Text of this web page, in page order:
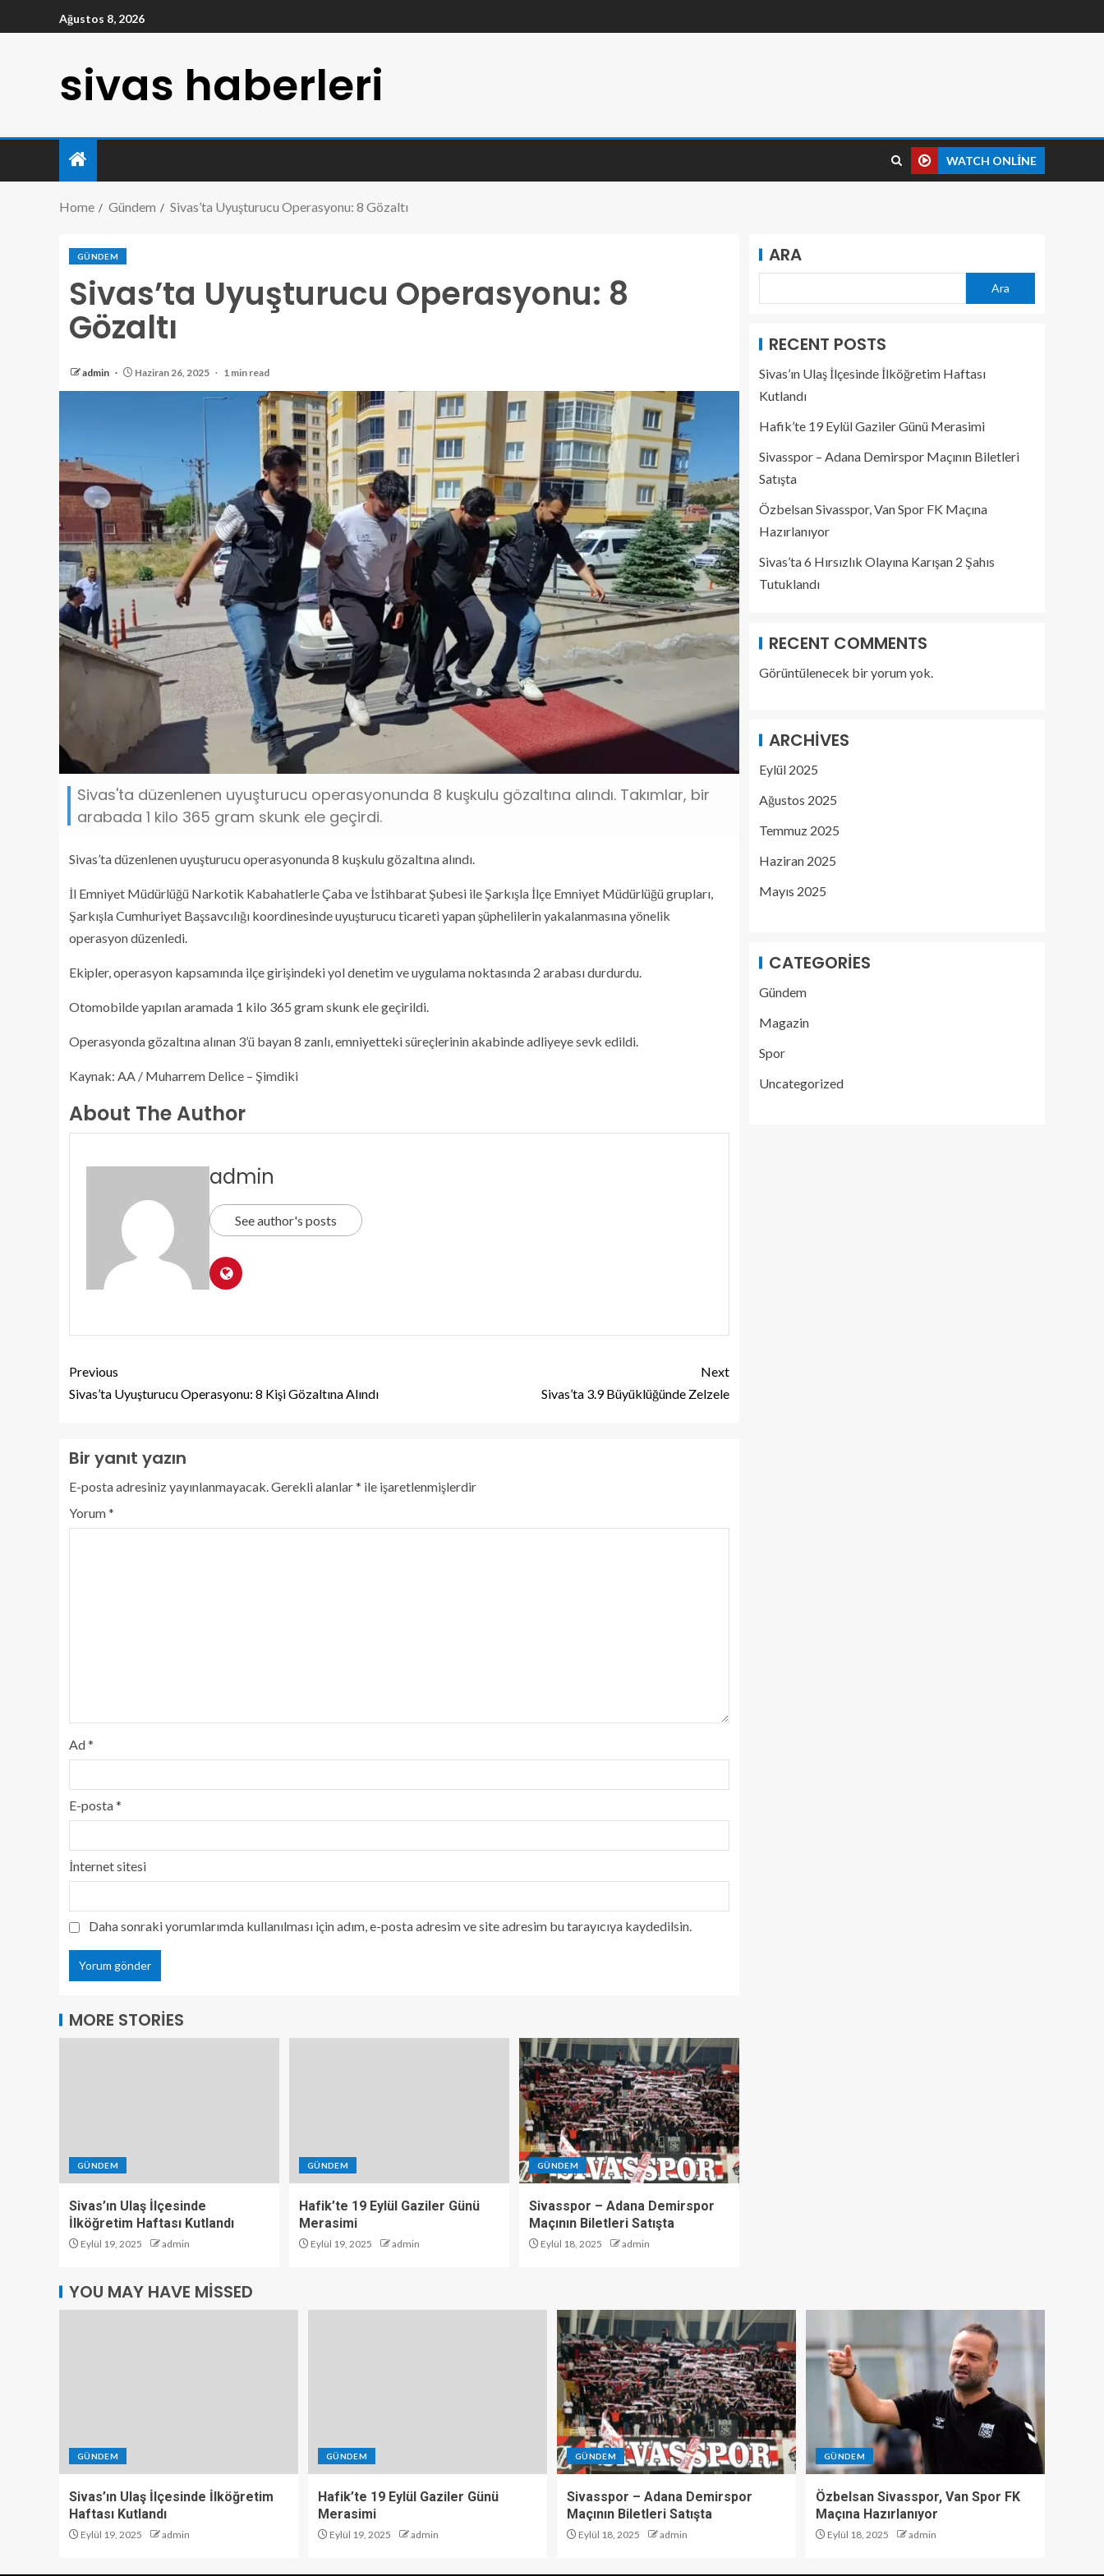
Ağustos 8, 2026
sivas haberleri
WATCH ONLINE
Home Gündem Sivas’ta Uyuşturucu Operasyonu: 8 Gözaltı
GÜNDEM
Sivas’ta Uyuşturucu Operasyonu: 8
Gözaltı
admin Haziran 26, 2025 1 min read
Sivas'ta düzenlenen uyuşturucu operasyonunda 8 kuşkulu gözaltına alındı. Takımlar, bir
arabada 1 kilo 365 gram skunk ele geçirdi.
Sivas’ta düzenlenen uyuşturucu operasyonunda 8 kuşkulu gözaltına alındı.
İl Emniyet Müdürlüğü Narkotik Kabahatlerle Çaba ve İstihbarat Şubesi ile Şarkışla İlçe Emniyet Müdürlüğü grupları,
Şarkışla Cumhuriyet Başsavcılığı koordinesinde uyuşturucu ticareti yapan şüphelilerin yakalanmasına yönelik
operasyon düzenledi.
Ekipler, operasyon kapsamında ilçe girişindeki yol denetim ve uygulama noktasında 2 arabası durdurdu.
Otomobilde yapılan aramada 1 kilo 365 gram skunk ele geçirildi.
Operasyonda gözaltına alınan 3’ü bayan 8 zanlı, emniyetteki süreçlerinin akabinde adliyeye sevk edildi.
Kaynak: AA / Muharrem Delice – Şimdiki
About The Author
admin
See author's posts
Previous
Sivas’ta Uyuşturucu Operasyonu: 8 Kişi Gözaltına Alındı
Next
Sivas’ta 3.9 Büyüklüğünde Zelzele
Bir yanıt yazın
E-posta adresiniz yayınlanmayacak. Gerekli alanlar* ile işaretlenmişlerdir
Yorum*
Ad*
E-posta*
İnternet sitesi
Daha sonraki yorumlarımda kullanılması için adım, e-posta adresim ve site adresim bu tarayıcıya kaydedilsin.
MORE STORIES
GÜNDEM
Sivas’ın Ulaş İlçesinde
İlköğretim Haftası Kutlandı
Eylül 19, 2025 admin
GÜNDEM
Hafik’te 19 Eylül Gaziler Günü
Merasimi
Eylül 19, 2025 admin
GÜNDEM
Sivasspor – Adana Demirspor
Maçının Biletleri Satışta
Eylül 18, 2025 admin
ARA
Ara
RECENT POSTS
Sivas’ın Ulaş İlçesinde İlköğretim Haftası
Kutlandı
Hafik’te 19 Eylül Gaziler Günü Merasimi
Sivasspor – Adana Demirspor Maçının Biletleri
Satışta
Özbelsan Sivasspor, Van Spor FK Maçına
Hazırlanıyor
Sivas’ta 6 Hırsızlık Olayına Karışan 2 Şahıs
Tutuklandı
RECENT COMMENTS
Görüntülenecek bir yorum yok.
ARCHIVES
Eylül 2025
Ağustos 2025
Temmuz 2025
Haziran 2025
Mayıs 2025
CATEGORIES
Gündem
Magazin
Spor
Uncategorized
YOU MAY HAVE MISSED
GÜNDEM
Sivas’ın Ulaş İlçesinde İlköğretim
Haftası Kutlandı
Eylül 19, 2025 admin
GÜNDEM
Hafik’te 19 Eylül Gaziler Günü
Merasimi
Eylül 19, 2025 admin
GÜNDEM
Sivasspor – Adana Demirspor
Maçının Biletleri Satışta
Eylül 18, 2025 admin
GÜNDEM
Özbelsan Sivasspor, Van Spor FK
Maçına Hazırlanıyor
Eylül 18, 2025 admin